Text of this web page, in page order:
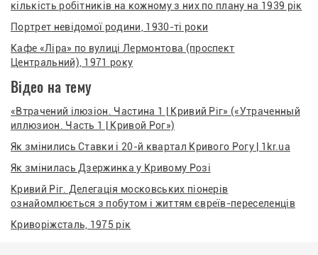
кількість робітників на кожному з них по плану на 1939 рік
Портрет невідомої родини, 1930-ті роки
Кафе «Ліра» по вулиці Лермонтова (проспект
Центральний), 1971 року
Відео на тему
«Втрачений ілюзіон. Частина 1 | Кривий Ріг» («Утраченный
иллюзион. Часть 1 | Кривой Рог»)
Як змінились Ставки і 20-й квартал Кривого Рогу | 1kr.ua
Як змінилась Дзержинка у Кривому Розі
Кривий Ріг. Делегація московських піонерів
ознайомлюється з побутом і життям євреїв-переселенців
Криворіжсталь, 1975 рік